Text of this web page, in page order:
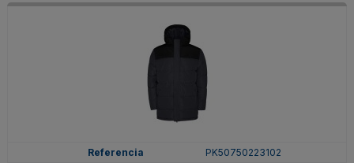
PK50750223102